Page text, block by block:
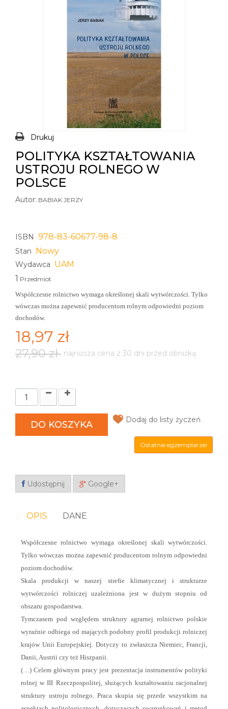
Drukuj
POLITYKA KSZTAŁTOWANIA
USTROJU ROLNEGO W
POLSCE
Autor: BABIAK JERZY
ISBN 978-83-60677-98-8
Stan Nowy
Wydawca UAM
1 Przedmiot
Współczesne rolnictwo wymaga określonej skali wytwórczości. Tylko
wówczas można zapewnić producentom rolnym odpowiedni poziom
dochodów.
18,97 zł
27,90 zł najniższa cena z 30 dni przed obniżką
DO KOSZYKA Dodaj do listy życzeń
Ostatnie egzemplarze!
Udostępnij Google+
OPIS DANE
Współczesne rolnictwo wymaga określonej skali wytwórczości.
Tylko wówczas można zapewnić producentom rolnym odpowiedni
poziom dochodów.
Skala produkcji w naszej strefie klimatycznej i strukturze
wytwórczości rolniczej uzależniona jest w dużym stopniu od
obszaru gospodarstwa.
Tymczasem pod względem struktury agrarnej rolnictwo polskie
wyraźnie odbiega od mających podobny profil produkcji rolniczej
krajów Unii Europejskiej. Dotyczy to zwłaszcza Niemiec, Francji,
Danii, Austrii czy też Hiszpanii.
(…) Celem głównym pracy jest prezentacja instrumentów polityki
rolnej w III Rzeczpospolitej, służących kształtowaniu racjonalnej
struktury ustroju rolnego. Praca skupia się przede wszystkim na